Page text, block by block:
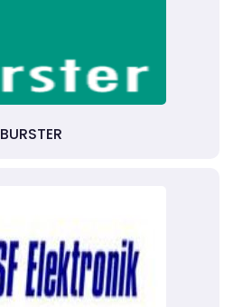
BURSTER